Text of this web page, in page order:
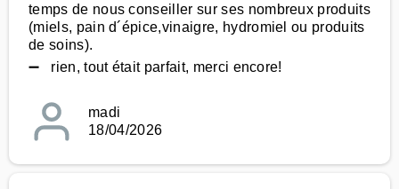
temps de nous conseiller sur ses nombreux produits
(miels, pain d´épice,vinaigre, hydromiel ou produits
de soins).
➖ rien, tout était parfait, merci encore!
madi
18/04/2026